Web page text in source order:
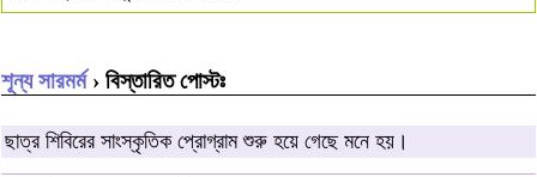
শূন্য সারমর্ম› বিস্তারিত পোস্টঃ
ছাত্র শিবিরের সাংস্কৃতিক প্রোগ্রাম শুরু হয়ে গেছে মনে হয়।